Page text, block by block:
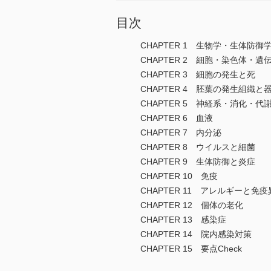
目次
CHAPTER 1 生物学・生体防御
CHAPTER 2 細胞・染色体・遺
CHAPTER 3 細胞の発生と死
CHAPTER 4 胚葉の発生組織と
CHAPTER 5 神経系・消化・代
CHAPTER 6 血液
CHAPTER 7 内分泌
CHAPTER 8 ウイルスと細菌
CHAPTER 9 生体防御と炎症
CHAPTER 10 免疫
CHAPTER 11 アレルギーと免疫
CHAPTER 12 個体の老化
CHAPTER 13 感染症
CHAPTER 14 院内感染対策
CHAPTER 15 要点Check